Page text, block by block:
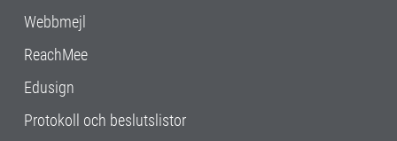
Webbmejl
ReachMee
Edusign
Protokoll och beslutslistor